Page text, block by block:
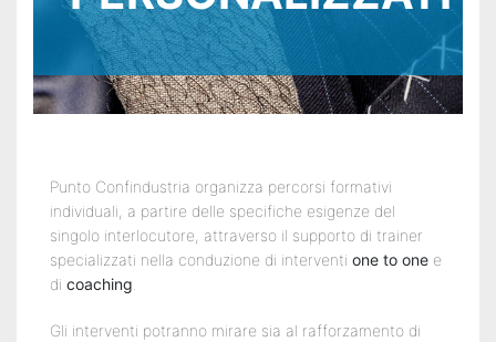
Recruiting
Unimpiego
finanziati
Tuttostage
Persona
Punto Confindustria organizza percorsi formativi
individuali, a partire delle specifiche esigenze del
singolo interlocutore, attraverso il supporto di trainer
specializzati nella conduzione di interventi one to one e
di coaching
Gli interventi potranno mirare sia al rafforzamento di